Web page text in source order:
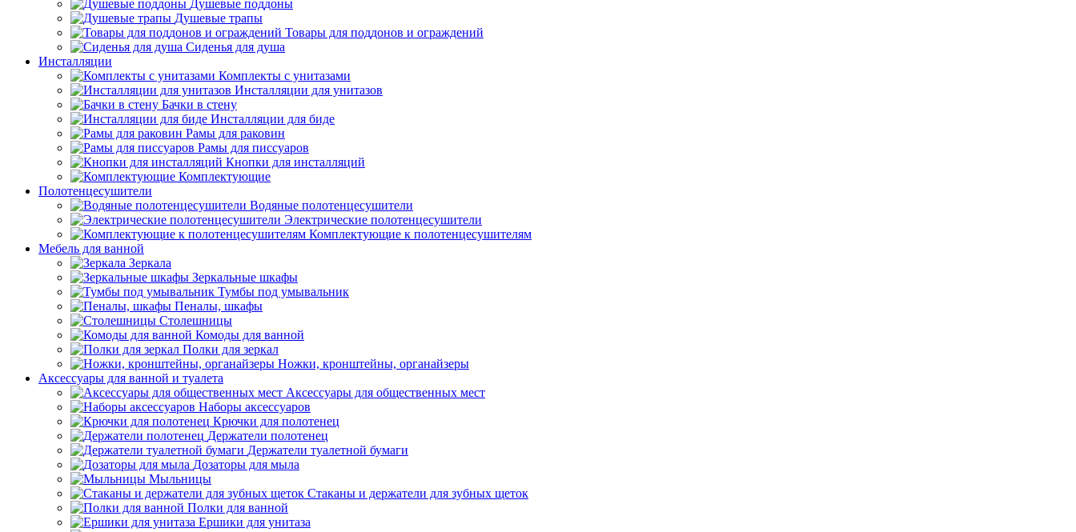
Душевые поддоны
Душевые трапы
Товары для поддонов и ограждений
Сиденья для душа
Инсталляции
Комплекты с унитазами
Инсталляции для унитазов
Бачки в стену
Инсталляции для биде
Рамы для раковин
Рамы для писсуаров
Кнопки для инсталляций
Комплектующие
Полотенцесушители
Водяные полотенцесушители
Электрические полотенцесушители
Комплектующие к полотенцесушителям
Мебель для ванной
Зеркала
Зеркальные шкафы
Тумбы под умывальник
Пеналы, шкафы
Столешницы
Комоды для ванной
Полки для зеркал
Ножки, кронштейны, органайзеры
Аксессуары для ванной и туалета
Аксессуары для общественных мест
Наборы аксессуаров
Крючки для полотенец
Держатели полотенец
Держатели туалетной бумаги
Дозаторы для мыла
Мыльницы
Стаканы и держатели для зубных щеток
Полки для ванной
Ершики для унитаза